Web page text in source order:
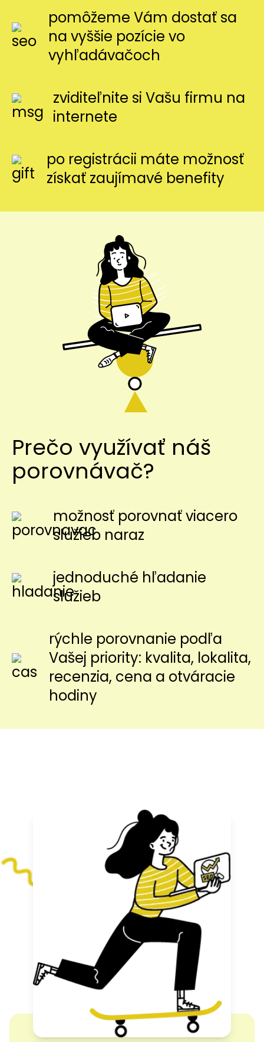
pomôžeme Vám dostať sa
na vyššie pozície vo
vyhľadávačoch
zviditeľnite si Vašu firmu na
internete
po registrácii máte možnosť
získať zaujímavé benefity
Prečo využívať náš
porovnávač?
možnosť porovnať viacero
služieb naraz
jednoduché hľadanie
služieb
rýchle porovnanie podľa
Vašej priority: kvalita, lokalita,
recenzia, cena a otváracie
hodiny